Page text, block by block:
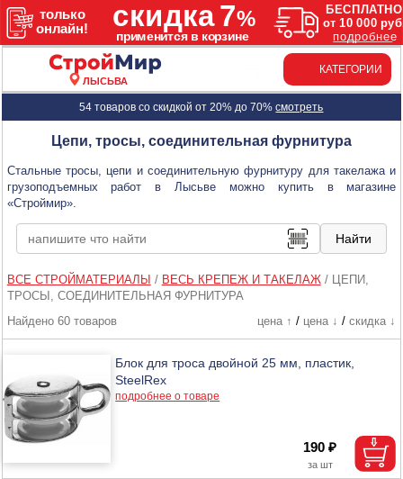
ЛЫСЬВА
КАТЕГОРИИ
54 товаров со скидкой от 20% до 70%смотреть
Цепи, тросы, соединительная фурнитура
Стальные тросы, цепи и соединительную фурнитуру для такелажа и
грузоподъемных работ в Лысьве можно купить в магазине
«Строймир».
ВСЕ СТРОЙМАТЕРИАЛЫ / ВЕСЬ КРЕПЕЖ И ТАКЕЛАЖ/
ЦЕПИ,
ТРОСЫ, СОЕДИНИТЕЛЬНАЯ ФУРНИТУРА
Найдено 60 товаров
цена ↑ / цена ↓ / скидка ↓
Блок для троса двойной 25 мм, пластик,
SteelRex
подробнее о товаре
190 ₽